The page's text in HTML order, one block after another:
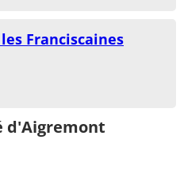
Franciscaines
d'Aigremont